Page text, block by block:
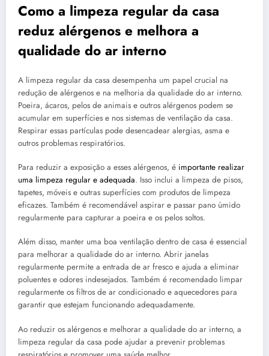
Como a limpeza regular da casa
reduz alérgenos e melhora a
qualidade do ar interno
A limpeza regular da casa desempenha um papel crucial na
redução de alérgenos e na melhoria da qualidade do ar interno.
Poeira, ácaros, pelos de animais e outros alérgenos podem se
acumular em superfícies e nos sistemas de ventilação da casa.
Respirar essas partículas pode desencadear alergias, asma e
outros problemas respiratórios.
Para reduzir a exposição a esses alérgenos, é importante realizar
uma limpeza regular e adequada. Isso inclui a limpeza de pisos,
tapetes, móveis e outras superfícies com produtos de limpeza
eficazes. Também é recomendável aspirar e passar pano úmido
regularmente para capturar a poeira e os pelos soltos.
Além disso, manter uma boa ventilação dentro de casa é essencial
para melhorar a qualidade do ar interno. Abrir janelas
regularmente permite a entrada de ar fresco e ajuda a eliminar
poluentes e odores indesejados. Também é recomendado limpar
regularmente os filtros de ar condicionado e aquecedores para
garantir que estejam funcionando adequadamente.
Ao reduzir os alérgenos e melhorar a qualidade do ar interno, a
limpeza regular da casa pode ajudar a prevenir problemas